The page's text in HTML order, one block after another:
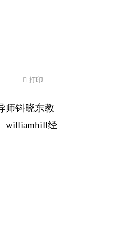
打印
师钭晓东教
williamhill经